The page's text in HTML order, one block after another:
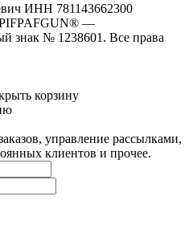
ИНН 781143662300
—
знак № 1238601. Все права
корзину
управление рассылками,
клиентов и прочее.